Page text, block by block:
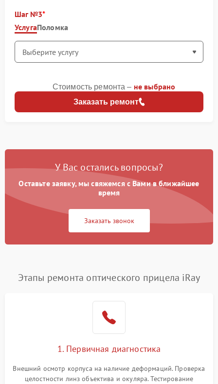
Шаг №3
УслугаПоломка
Заказать ремонт
Стоимость ремонта – не выбрано
У Вас остались вопросы?
Оставьте заявку, мы свяжемся с Вами в ближайшее
время
Заказать звонок
Этапы ремонта оптического прицела iRay
1. Первичная диагностика
Внешний осмотр корпуса на наличие деформаций. Проверка
целостности линз объектива и окуляра. Тестирование